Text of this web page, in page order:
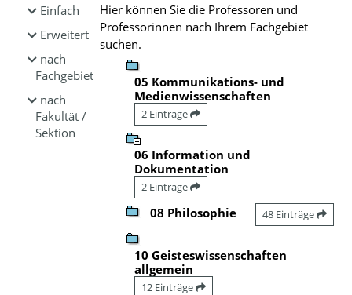
Einfach
Erweitert
nach
Fachgebiet
nach
Fakultät /
Sektion
Hier können Sie die Professoren und
Professorinnen nach Ihrem Fachgebiet
suchen.
05 Kommunikations- und
Medienwissenschaften
2 Einträge
06 Information und
Dokumentation
2 Einträge
08 Philosophie 48 Einträge
10 Geisteswissenschaften
allgemein
12 Einträge